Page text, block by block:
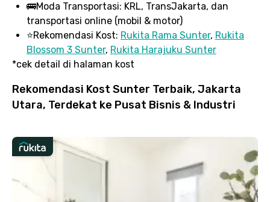
🚌Moda Transportasi: KRL, TransJakarta, dan
transportasi online (mobil & motor)
⭐Rekomendasi Kost: Rukita Rama Sunter, Rukita
Blossom 3 Sunter, Rukita Harajuku Sunter
*cek detail di halaman kost
Rekomendasi Kost Sunter Terbaik, Jakarta
Utara, Terdekat ke Pusat Bisnis & Industri